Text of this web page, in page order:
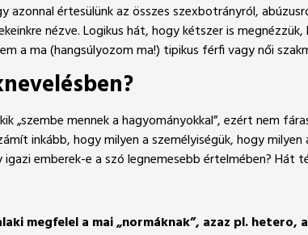
azonnal értesülünk az összes szexbotrányról,
nézve. Logikus hát, hogy kétszer is
a ma (hangsúlyozom ma!) tipikus férfi vagy női
„szembe mennek a hagyományokkal”, ezért nem
inkább, hogy milyen a személyiségük, hogy
emberek-e a szó legnemesebb értelmében?
megfelel a mai „normáknak”, azaz pl. hetero,